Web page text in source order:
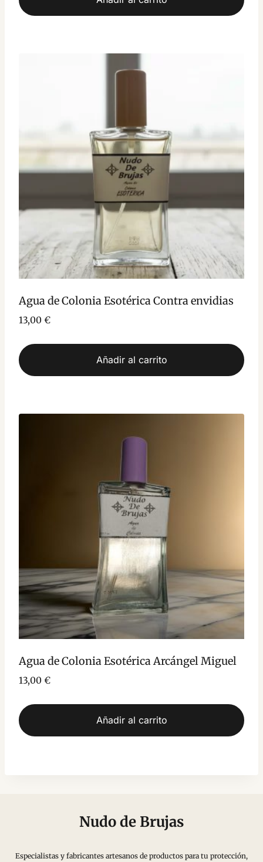
Agua de Colonia Esotérica Contra envidias
13,00 €
Añadir al carrito
Agua de Colonia Esotérica Arcángel Miguel
13,00 €
Añadir al carrito
Nudo de Brujas
Especialistas y fabricantes artesanos de productos para tu protección,